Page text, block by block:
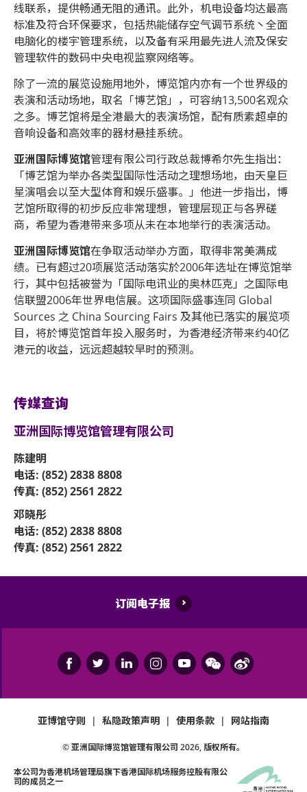
线联系，提供畅通无阻的通讯。此外，机电设备均达最高
标准及符合环保要求，包括热能储存空气调节系统丶全面
电脑化的楼宇管理系统，以及备有采用最先进人流及保安
管理软件的数码中央电视监察网络等。
除了一流的展览设施用地外，博览馆内亦有一个世界级的
表演和活动场地，取名「博艺馆」，可容纳13,500名观众
之多。博艺馆将是全港最大的表演场馆，配有质素超卓的
音响设备和高效率的器材悬挂系统。
亚洲国际博览馆管理有限公司行政总裁博希尔先生指出：
「博艺馆为举办各类型国际性活动之理想场地，由天皇巨
星演唱会以至大型体育和娱乐盛事。」他进一步指出，博
艺馆所取得的初步反应非常理想，管理层现正与各界磋
商，希望为香港带来多项从未在本地举行的表演活动。
亚洲国际博览馆在争取活动举办方面，取得非常美满成
绩。已有超过20项展览活动落实於2006年选址在博览馆举
行，其中包括被誉为「国际电讯业的奥林匹克」之国际电
信联盟2006年世界电信展。这项国际盛事连同 Global
Sources 之 China Sourcing Fairs 及其他已落实的展览项
目，将於博览馆首年投入服务时，为香港经济带来约40亿
港元的收益，远远超越较早时的预测。
传媒查询
亚洲国际博览馆管理有限公司
陈建明
电话: (852) 2838 8808
传真: (852) 2561 2822
邓晓彤
电话: (852) 2838 8808
传真: (852) 2561 2822
订阅电子报
亚博馆守则 | 私隐政策声明 | 使用条款 | 网站指南
© 亚洲国际博览馆管理有限公司 2026, 版权所有。
本公司为香港机场管理局旗下香港国际机场服务控股有限公
司的成员之一